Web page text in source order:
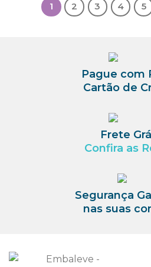
1 2 3 4 5
Pague com
Cartão de
Frete
Confira as
Segurança
nas suas